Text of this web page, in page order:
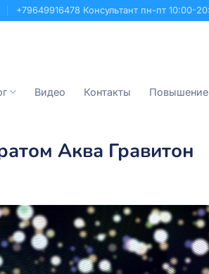
+79649916478 Консультант пн-пт 10:00-
Видео Контакты
Аква Гравитон